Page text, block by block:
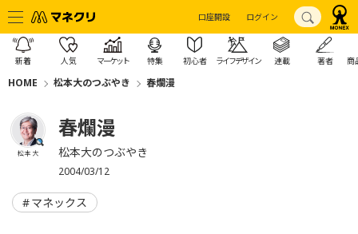
口座開設 ログイン
新着 人気 マーケット 特集 初心者 ライフデザイン 連載 著者 商
HOME 松本大のつぶやき 春爛漫
松本 大
春爛漫
松本大のつぶやき
2004/03/12
マネックス